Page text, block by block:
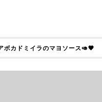
ボカドミイラのマヨソース🥑🖤